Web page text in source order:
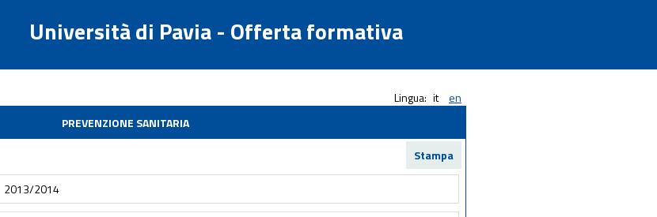
Università di Pavia - Offerta formativa
Lingua: it
en
PREVENZIONE SANITARIA
Stampa
2013/2014